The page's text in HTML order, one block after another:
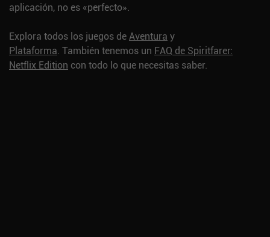
aplicación, no es «perfecto».
Explora todos los juegos deAventura y
Plataforma. También tenemos un FAQ de Spiritfarer:
Netflix Edition con todo lo que necesitas saber.